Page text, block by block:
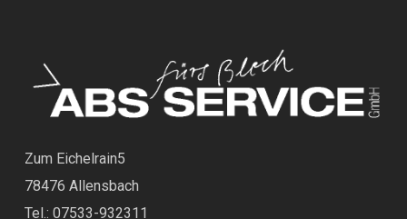
Zum Eichelrain5
78476 Allensbach
Tel.: 07533-932311